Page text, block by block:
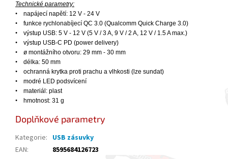
Technické parametry:
• napájecí napětí: 12 V - 24 V
• funkce rychlonabíjecí QC 3.0 (Qualcomm Quick Charge 3.0)
• výstup USB: 5 V - 12 V (5 V / 3 A, 9 V / 2 A, 12 V / 1.5 A max.)
• výstup USB-C PD (power delivery)
• ø montážního otvoru: 29 mm - 30 mm
• délka: 50 mm
• ochranná krytka proti prachu a vlhkosti (lze sundat)
• modré LED podsvícení
• materiál: plast
• hmotnost: 31 g
Doplňkové parametry
Kategorie: USB zásuvky
EAN: 8595684126723